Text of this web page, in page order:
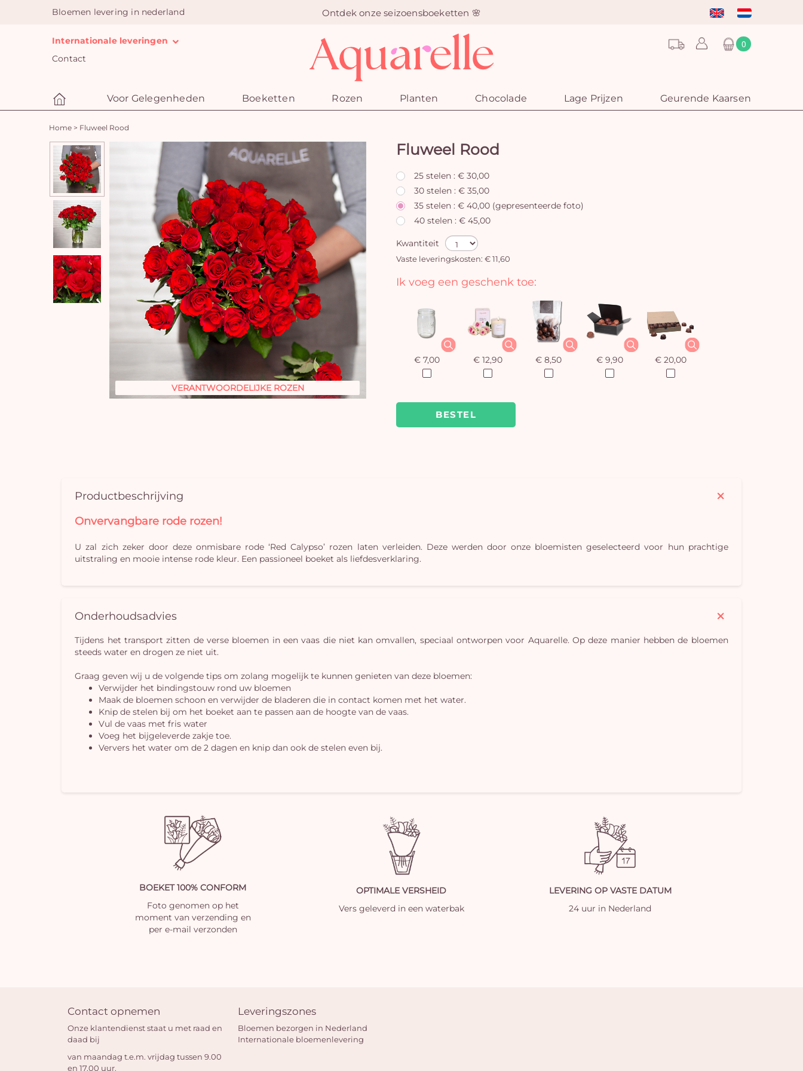
Bloemen levering in nederland Ontdek onze seizoensboeketten 🌸
Internationale leveringen
Contact
0
Voor Gelegenheden Boeketten Rozen Planten Chocolade Lage Prijzen Geurende Kaarsen
Home > Fluweel Rood
VERANTWOORDELIJKE ROZEN
Fluweel Rood
25 stelen : € 30,00
30 stelen : € 35,00
35 stelen : € 40,00 (gepresenteerde foto)
40 stelen : € 45,00
Kwantiteit
Vaste leveringskosten: € 11,60
BESTEL
Ik voeg een geschenk toe:
€ 7,00 € 12,90 € 8,50 € 9,90 € 20,00
Productbeschrijving
Onvervangbare rode rozen!
U zal zich zeker door deze onmisbare rode ‘Red Calypso’ rozen laten verleiden. Deze werden door onze bloemisten geselecteerd voor hun prachtige
uitstraling en mooie intense rode kleur. Een passioneel boeket als liefdesverklaring.
Onderhoudsadvies
Tijdens het transport zitten de verse bloemen in een vaas die niet kan omvallen, speciaal ontworpen voor Aquarelle. Op deze manier hebben de bloemen
steeds water en drogen ze niet uit.
Graag geven wij u de volgende tips om zolang mogelijk te kunnen genieten van deze bloemen:
Verwijder het bindingstouw rond uw bloemen
Maak de bloemen schoon en verwijder de bladeren die in contact komen met het water.
Knip de stelen bij om het boeket aan te passen aan de hoogte van de vaas.
Vul de vaas met fris water
Voeg het bijgeleverde zakje toe.
Ververs het water om de 2 dagen en knip dan ook de stelen even bij.
BOEKET 100% CONFORM
Foto genomen op het
moment van verzending en
per e-mail verzonden
OPTIMALE VERSHEID
Vers geleverd in een waterbak
LEVERING OP VASTE DATUM
24 uur in Nederland
Contact opnemen
Onze klantendienst staat u met raad en
daad bij
van maandag t.e.m. vrijdag tussen 9.00
en 17.00 uur.
Leveringszones
Bloemen bezorgen in Nederland
Internationale bloemenlevering